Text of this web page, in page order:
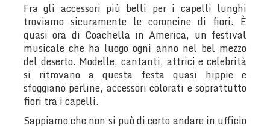
Fra gli accessori più belli per i capelli lunghi
troviamo sicuramente le coroncine di fiori. È
quasi ora di Coachella in America, un festival
musicale che ha luogo ogni anno nel bel mezzo
del deserto. Modelle, cantanti, attrici e celebrità
si ritrovano a questa festa quasi hippie e
sfoggiano perline, accessori colorati e soprattutto
fiori tra i capelli.
Sappiamo che non si può di certo andare in ufficio